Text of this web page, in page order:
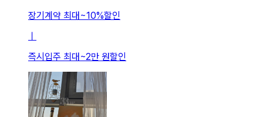
장기계약 최대~10%할인
ㅣ
즉시입주 최대~2만 원할인